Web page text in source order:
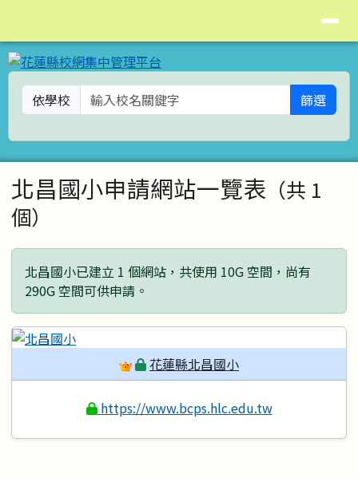
依學校 篩選
主內容區域
北昌國小申請網站一覽表 （共 1
個）
北昌國小已建立 1 個網站，共使用 10G 空間，尚有
290G 空間可供申請。
花蓮縣北昌國小
https://www.bcps.hlc.edu.tw
頁尾區域